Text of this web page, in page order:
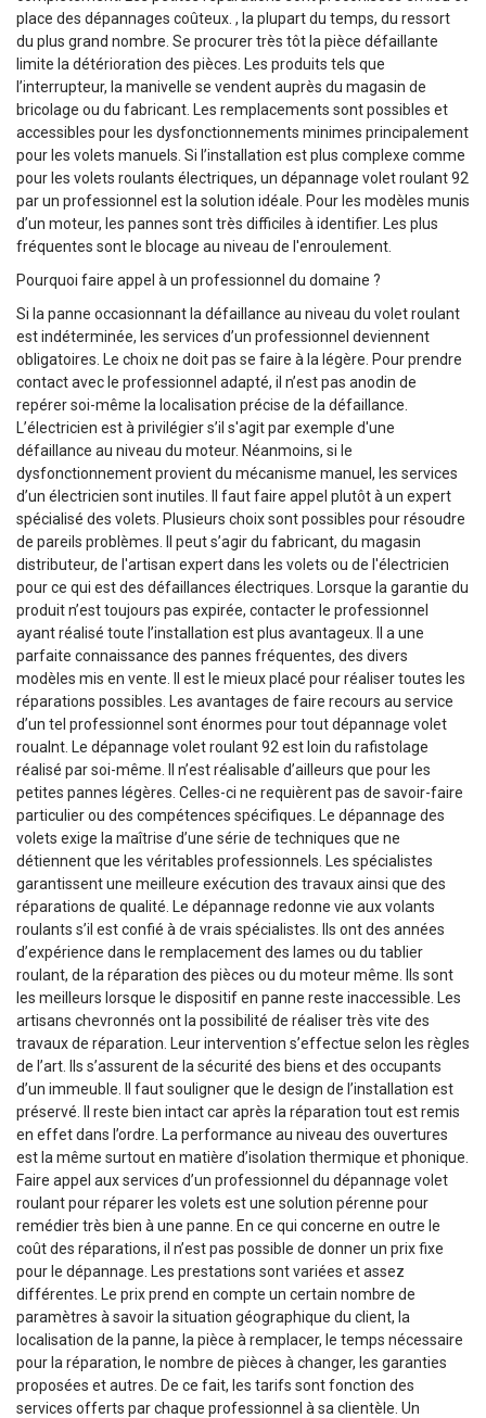
place des dépannages coûteux. , la plupart du temps, du ressort
du plus grand nombre. Se procurer très tôt la pièce défaillante
limite la détérioration des pièces. Les produits tels que
l’interrupteur, la manivelle se vendent auprès du magasin de
bricolage ou du fabricant. Les remplacements sont possibles et
accessibles pour les dysfonctionnements minimes principalement
pour les volets manuels. Si l’installation est plus complexe comme
pour les volets roulants électriques, un dépannage volet roulant 92
par un professionnel est la solution idéale. Pour les modèles munis
d’un moteur, les pannes sont très difficiles à identifier. Les plus
fréquentes sont le blocage au niveau de l'enroulement.
Pourquoi faire appel à un professionnel du domaine ?
Si la panne occasionnant la défaillance au niveau du volet roulant
est indéterminée, les services d’un professionnel deviennent
obligatoires. Le choix ne doit pas se faire à la légère. Pour prendre
contact avec le professionnel adapté, il n’est pas anodin de
repérer soi-même la localisation précise de la défaillance.
L’électricien est à privilégier s’il s'agit par exemple d'une
défaillance au niveau du moteur. Néanmoins, si le
dysfonctionnement provient du mécanisme manuel, les services
d’un électricien sont inutiles. Il faut faire appel plutôt à un expert
spécialisé des volets. Plusieurs choix sont possibles pour résoudre
de pareils problèmes. Il peut s’agir du fabricant, du magasin
distributeur, de l'artisan expert dans les volets ou de l'électricien
pour ce qui est des défaillances électriques. Lorsque la garantie du
produit n’est toujours pas expirée, contacter le professionnel
ayant réalisé toute l’installation est plus avantageux. Il a une
parfaite connaissance des pannes fréquentes, des divers
modèles mis en vente. Il est le mieux placé pour réaliser toutes les
réparations possibles. Les avantages de faire recours au service
d’un tel professionnel sont énormes pour tout dépannage volet
roualnt. Le dépannage volet roulant 92 est loin du rafistolage
réalisé par soi-même. Il n’est réalisable d’ailleurs que pour les
petites pannes légères. Celles-ci ne requièrent pas de savoir-faire
particulier ou des compétences spécifiques. Le dépannage des
volets exige la maîtrise d’une série de techniques que ne
détiennent que les véritables professionnels. Les spécialistes
garantissent une meilleure exécution des travaux ainsi que des
réparations de qualité. Le dépannage redonne vie aux volants
roulants s’il est confié à de vrais spécialistes. Ils ont des années
d’expérience dans le remplacement des lames ou du tablier
roulant, de la réparation des pièces ou du moteur même. Ils sont
les meilleurs lorsque le dispositif en panne reste inaccessible. Les
artisans chevronnés ont la possibilité de réaliser très vite des
travaux de réparation. Leur intervention s’effectue selon les règles
de l’art. Ils s’assurent de la sécurité des biens et des occupants
d’un immeuble. Il faut souligner que le design de l’installation est
préservé. Il reste bien intact car après la réparation tout est remis
en effet dans l’ordre. La performance au niveau des ouvertures
est la même surtout en matière d’isolation thermique et phonique.
Faire appel aux services d’un professionnel du dépannage volet
roulant pour réparer les volets est une solution pérenne pour
remédier très bien à une panne. En ce qui concerne en outre le
coût des réparations, il n’est pas possible de donner un prix fixe
pour le dépannage. Les prestations sont variées et assez
différentes. Le prix prend en compte un certain nombre de
paramètres à savoir la situation géographique du client, la
localisation de la panne, la pièce à remplacer, le temps nécessaire
pour la réparation, le nombre de pièces à changer, les garanties
proposées et autres. De ce fait, les tarifs sont fonction des
services offerts par chaque professionnel à sa clientèle. Un